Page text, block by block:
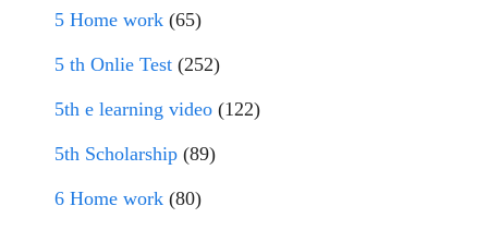
5 Home work (65)
5 th Onlie Test (252)
5th e learning video (122)
5th Scholarship (89)
6 Home work (80)